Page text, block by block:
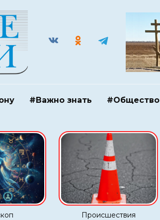
#Важно знать #Общество
Происшествия